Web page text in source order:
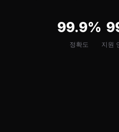
99.9%
정확도 지원